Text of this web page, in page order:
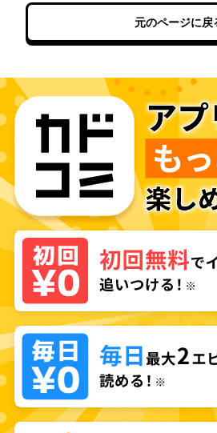
元のページに戻